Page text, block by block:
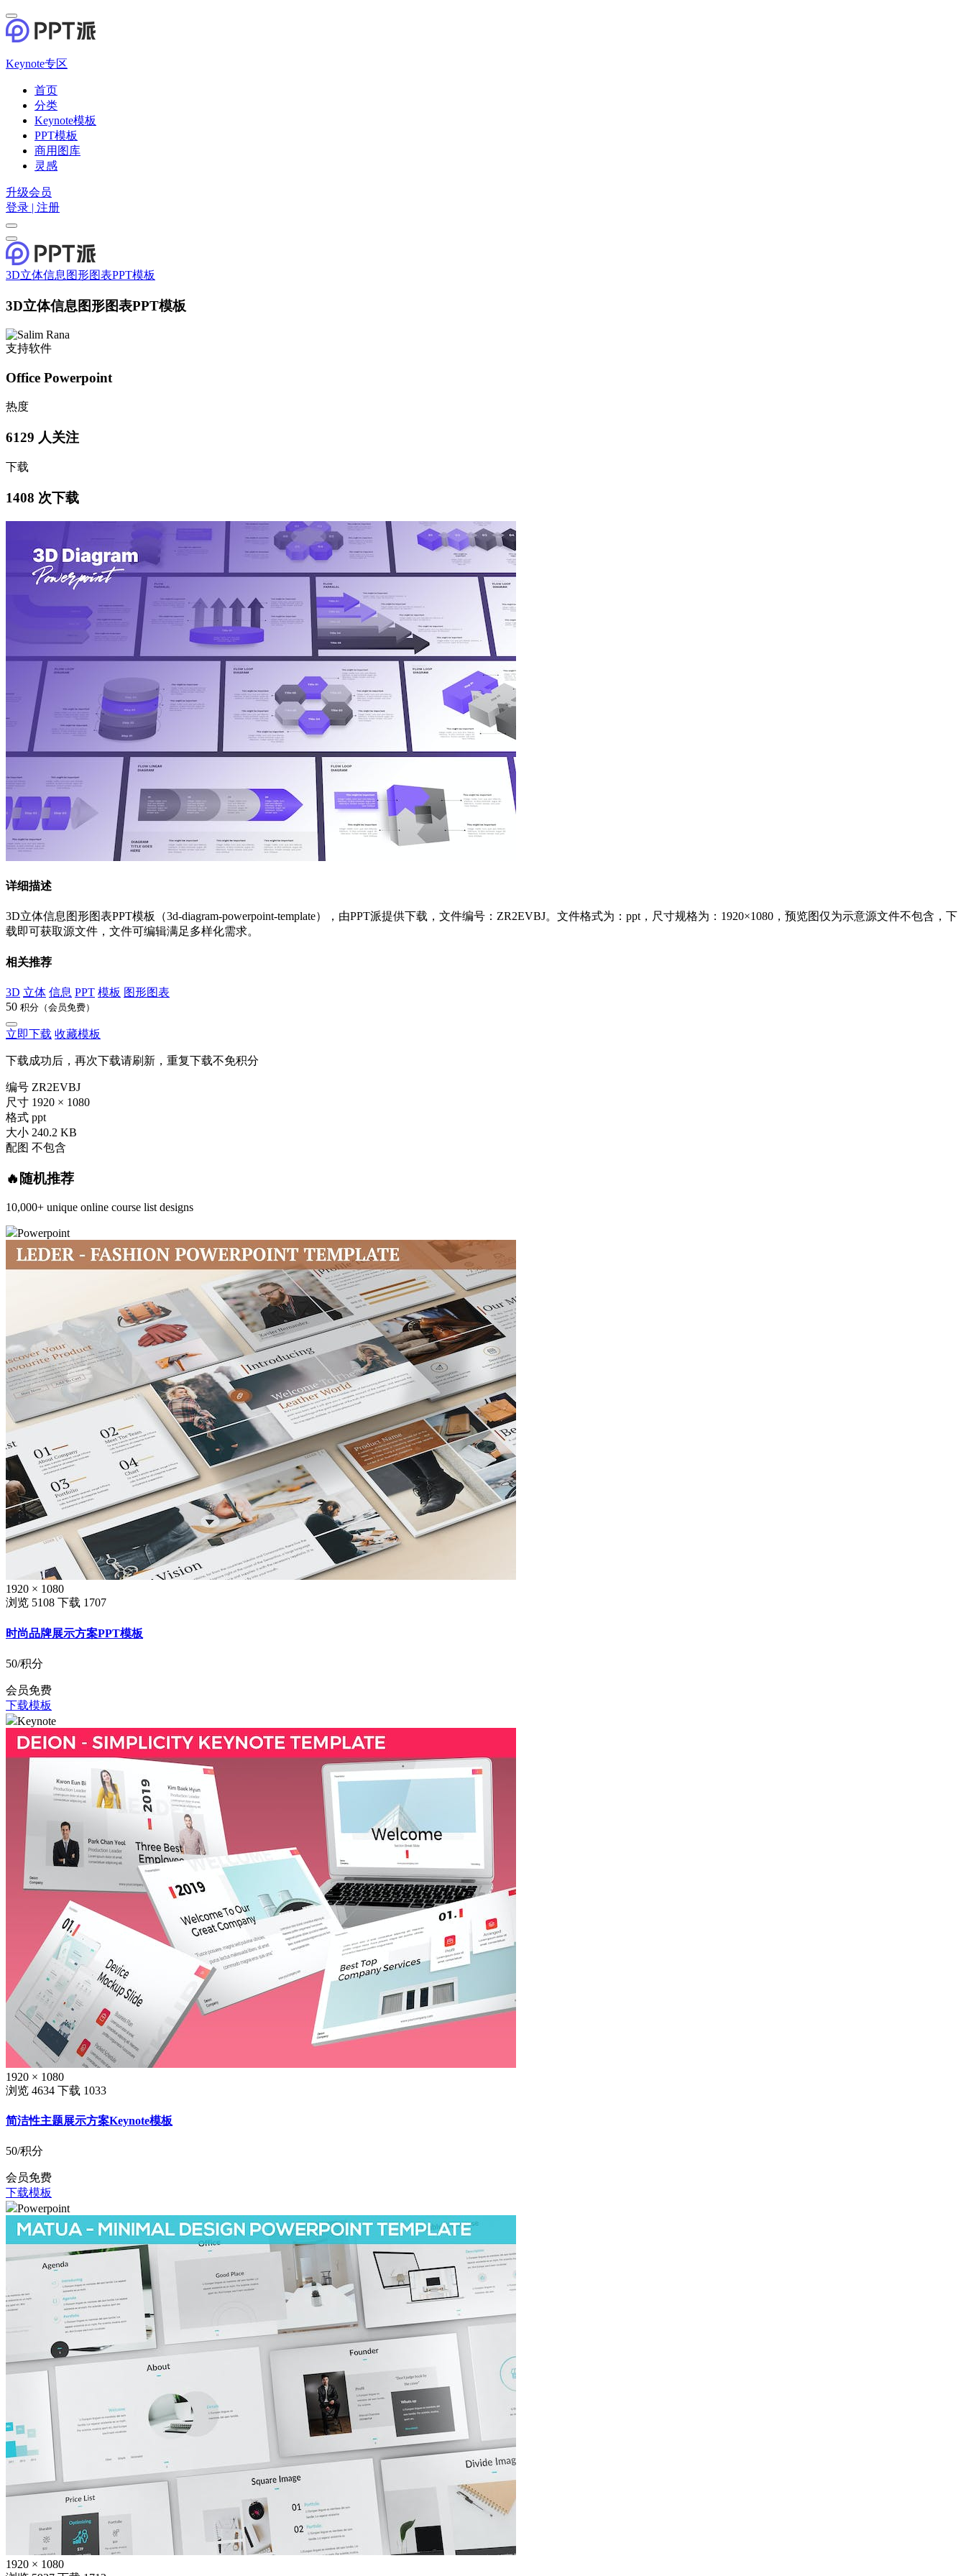
Keynote专区
首页
分类
Keynote模板
PPT模板
商用图库
灵感
升级会员
登录 | 注册
3D立体信息图形图表PPT模板
3D立体信息图形图表PPT模板
支持软件
Office Powerpoint
热度
6129 人关注
下载
1408 次下载
详细描述
3D立体信息图形图表PPT模板（3d-diagram-powerpoint-template），由PPT派提供下载，文件编号：ZR2EVBJ。文件格式为：ppt，尺寸规格为：1920×1080，预览图仅为示意源文件不包含，下
载即可获取源文件，文件可编辑满足多样化需求。
相关推荐
3D 立体 信息 PPT 模板 图形图表
50 积分（会员免费）
立即下载 收藏模板
下载成功后，再次下载请刷新，重复下载不免积分
编号 ZR2EVBJ
尺寸 1920 × 1080
格式 ppt
大小 240.2 KB
配图 不包含
🔥随机推荐
10,000+ unique online course list designs
Powerpoint
1920 × 1080
浏览 5108 下载 1707
时尚品牌展示方案PPT模板
50/积分
会员免费
下载模板
Keynote
1920 × 1080
浏览 4634 下载 1033
简洁性主题展示方案Keynote模板
50/积分
会员免费
下载模板
Powerpoint
1920 × 1080